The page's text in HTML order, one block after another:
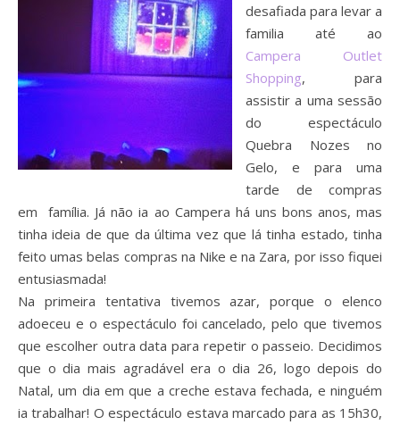
desafiada para levar a
familia até ao
Campera Outlet
Shopping, para
assistir a uma sessão
do espectáculo
Quebra Nozes no
Gelo, e para uma
tarde de compras
em família. Já não ia ao Campera há uns bons anos, mas
tinha ideia de que da última vez que lá tinha estado, tinha
feito umas belas compras na Nike e na Zara, por isso fiquei
entusiasmada!
Na primeira tentativa tivemos azar, porque o elenco
adoeceu e o espectáculo foi cancelado, pelo que tivemos
que escolher outra data para repetir o passeio. Decidimos
que o dia mais agradável era o dia 26, logo depois do
Natal, um dia em que a creche estava fechada, e ninguém
ia trabalhar! O espectáculo estava marcado para as 15h30,